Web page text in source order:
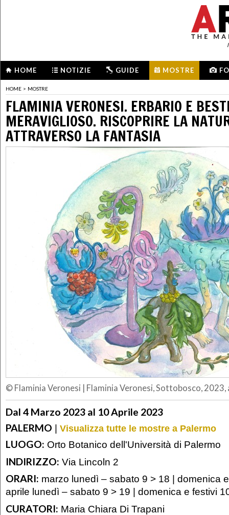
HOME NOTIZIE GUIDE MOSTRE
HOME > MOSTRE
FLAMINIA VERONESI. ERBARIO E
MERAVIGLIOSO. RISCOPRIRE LA
ATTRAVERSO LA FANTASIA
© Flaminia Veronesi Flaminia Veronesi, Sottobosco,
Dal 4 Marzo 2023 al 10 Aprile 2023
PALERMO | Visualizza tutte le mostre a Palermo
LUOGO: Orto Botanico dell'Università di Palermo
INDIRIZZO: Via Lincoln 2
ORARI: marzo lunedì – sabato 9 > 18 | domenica
aprile lunedì – sabato 9 > 19 | domenica e festivi
CURATORI: Maria Chiara Di Trapani